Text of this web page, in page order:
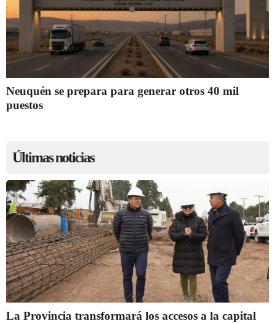
Neuquén se prepara para generar otros 40 mil
puestos
Últimas noticias
La Provincia transformará los accesos a la capital